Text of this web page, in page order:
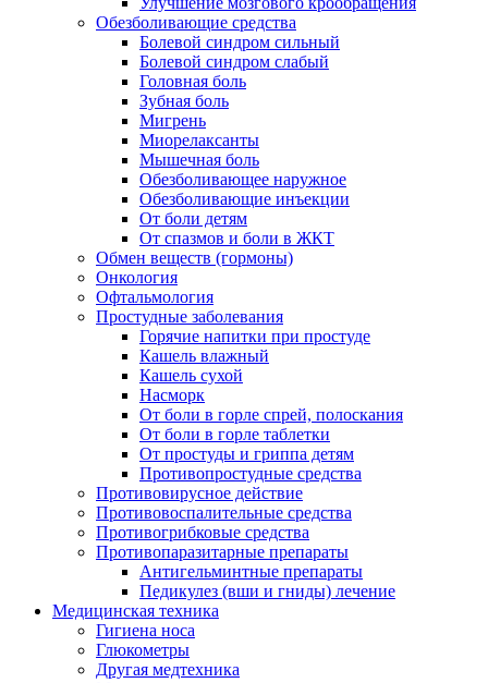
Обезболивающие средства
Болевой синдром сильный
Болевой синдром слабый
Головная боль
Зубная боль
Мигрень
Миорелаксанты
Мышечная боль
Обезболивающее наружное
Обезболивающие инъекции
От боли детям
От спазмов и боли в ЖКТ
Обмен веществ (гормоны)
Онкология
Офтальмология
Простудные заболевания
Горячие напитки при простуде
Кашель влажный
Кашель сухой
Насморк
От боли в горле спрей, полоскания
От боли в горле таблетки
От простуды и гриппа детям
Противопростудные средства
Противовирусное действие
Противовоспалительные средства
Противогрибковые средства
Противопаразитарные препараты
Антигельминтные препараты
Педикулез (вши и гниды) лечение
Медицинская техника
Гигиена носа
Глюкометры
Другая медтехника